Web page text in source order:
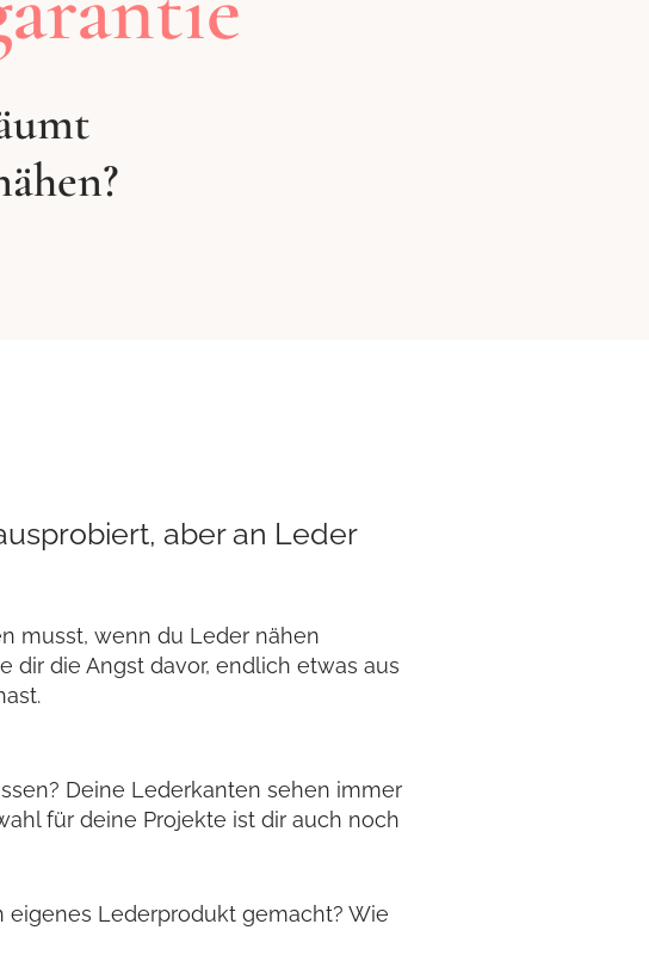
aber an Leder
musst, wenn du Leder nähen
dir die Angst davor, endlich etwas aus
Deine Lederkanten sehen immer
für deine Projekte ist dir auch noch
Lederprodukt gemacht? Wie